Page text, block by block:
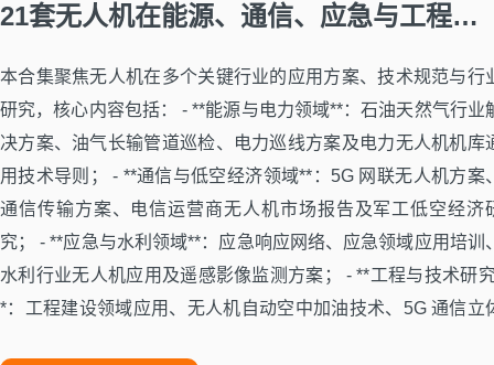
21套无人机在能源、通信、应急与工程领域应用方案与行业研究报告
本合集聚焦无人机在多个关键行业的应用方案、技术规范与行
研究，核心内容包括： - **能源与电力领域**：石油天然气行业
决方案、油气长输管道巡检、电力巡线方案及电力无人机机库
用技术导则； - **通信与低空经济领域**：5G 网联无人机方案
通信传输方案、电信运营商无人机市场报告及军工低空经济
究； - **应急与水利领域**：应急响应网络、应急领域应用培训
水利行业无人机应用及遥感影像监测方案； - **工程与技术研
*：工程建设领域应用、无人机自动空中加油技术、5G 通信立